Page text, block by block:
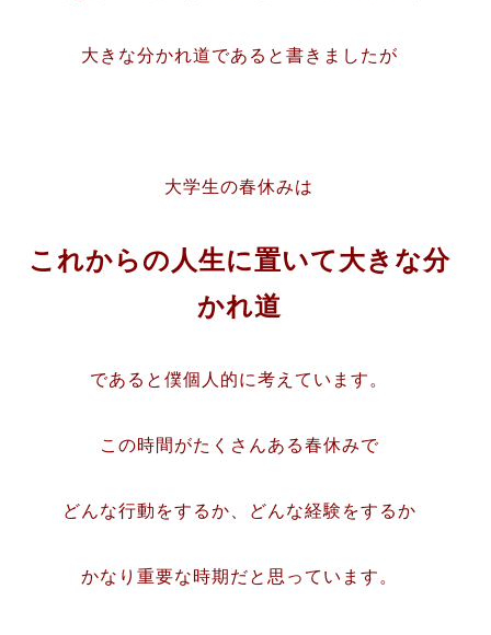
大きな分かれ道であると書きましたが
大学生の春休みは
これからの人生に置いて大きな分
かれ道
であると僕個人的に考えています。
この時間がたくさんある春休みで
どんな行動をするか、どんな経験をするか
かなり重要な時期だと思っています。